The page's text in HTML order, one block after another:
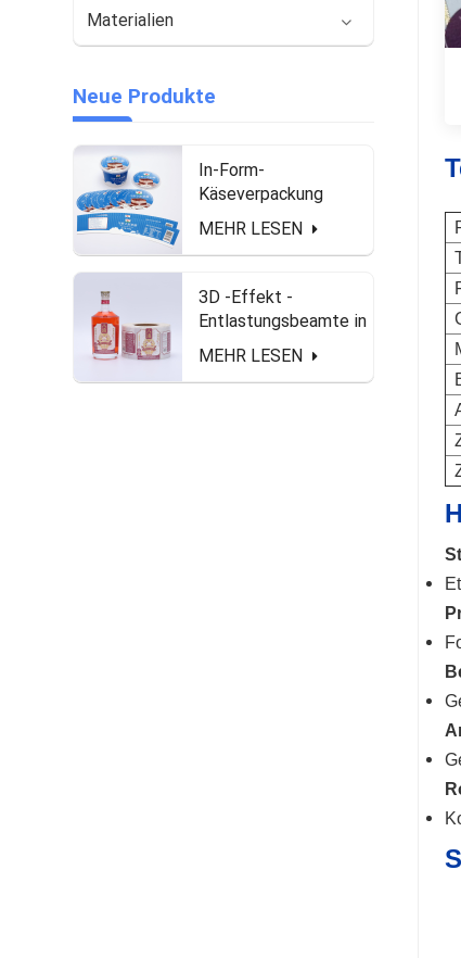
Materialien
Neue Produkte
In-Form-
Käseverpackung
Gefrierschrank
wasserdicht und mit
Etiketten
MEHR LESEN
3D -Effekt -
Entlastungsbeamte in
Rollenform für
Spirituosenflasche
MEHR LESEN